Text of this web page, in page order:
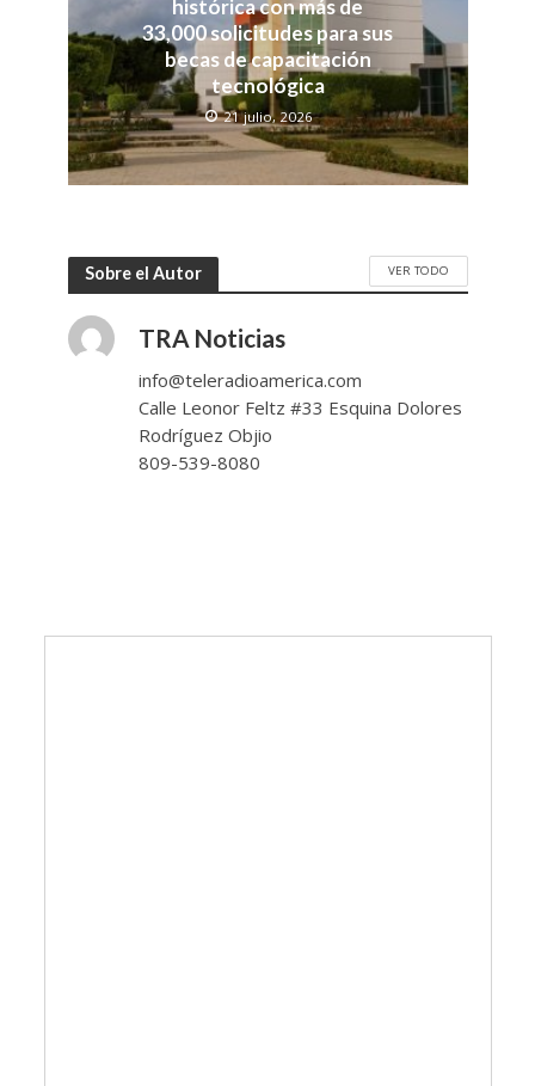
histórica con más de
33,000 solicitudes para sus
becas de capacitación
tecnológica
21 julio, 2026
Sobre el Autor VER TODO
TRA Noticias
info@teleradioamerica.com
Calle Leonor Feltz #33 Esquina Dolores
Rodríguez Objio
809-539-8080